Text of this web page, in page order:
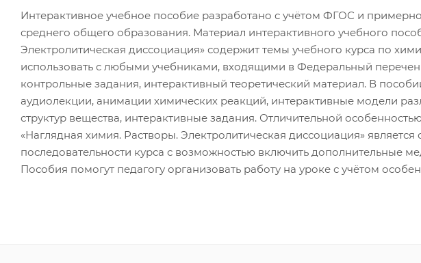
Интерактивное учебное пособие разработано с учётом ФГОС и
среднего общего образования. Материал интерактивного учебного
Электролитическая диссоциация» содержит темы учебного курса по
использовать с любыми учебниками, входящими в Федеральный
контрольные задания, интерактивный теоретический материал. В
аудиолекции, анимации химических реакций, интерактивные модели
структур вещества, интерактивные задания. Отличительной
«Наглядная химия. Растворы. Электролитическая диссоциация»
последовательности курса с возможностью включить дополнительные
Пособия помогут педагогу организовать работу на уроке с учётом